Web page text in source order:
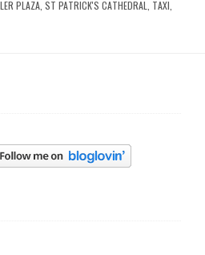
PLAZA, ST PATRICK'S CATHEDRAL TAXI